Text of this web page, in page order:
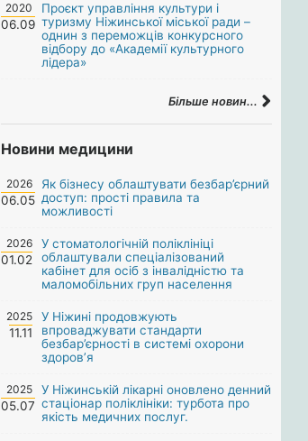
2020
06.09
Проєкт управління культури і
туризму Ніжинської міської ради –
однин з переможців конкурсного
відбору до «Академії культурного
лідера»
Більше новин...
Новини медицини
2026
06.05
Як бізнесу облаштувати безбар’єрний
доступ: прості правила та
можливості
2026
01.02
У стоматологічній поліклініці
облаштували спеціалізований
кабінет для осіб з інвалідністю та
маломобільних груп населення
2025
11.11
У Ніжині продовжують
впроваджувати стандарти
безбар’єрності в системі охорони
здоров’я
2025
05.07
У Ніжинській лікарні оновлено денний
стаціонар поліклініки: турбота про
якість медичних послуг.